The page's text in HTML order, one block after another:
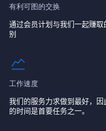
有利可图的交换
通过会员计划与我们一起赚取
别
工作速度
我们的服务力求做到最好，因
的时间是首要任务之一。